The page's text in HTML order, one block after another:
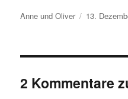
Autor
Anne und Oliver 13.
2 Kommentare